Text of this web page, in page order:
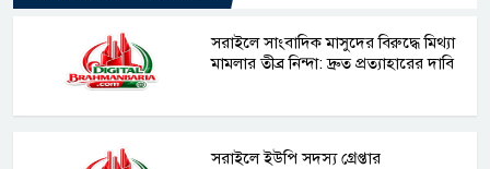
সরাইলে সাংবাদিক মাসুদের বিরুদ্ধে মিথ্যা
মামলার তীব্র নিন্দা: দ্রুত প্রত্যাহারের দাবি
সরাইলে ইউপি সদস্য গ্রেপ্তার